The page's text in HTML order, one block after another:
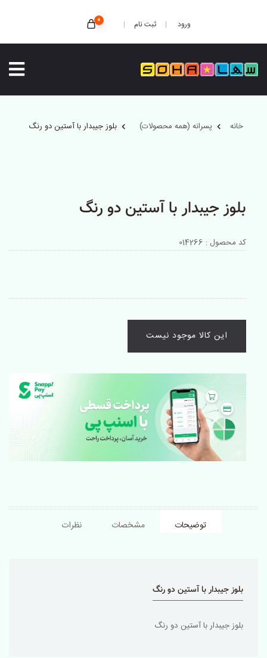
ورود ثبت نام 0
خانه پسرانه (همه محصولات) بلوز جیبدار با آستین دو رنگ
بلوز جیبدار با آستین دو رنگ
کد محصول : 014266
این کالا موجود نیست
توضیحات مشخصات نظرات
بلوز جیبدار با آستین دو رنگ
بلوز جیبدار با آستین دو رنگ